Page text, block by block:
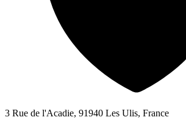
3 Rue de l'Acadie, 91940 Les Ulis, France